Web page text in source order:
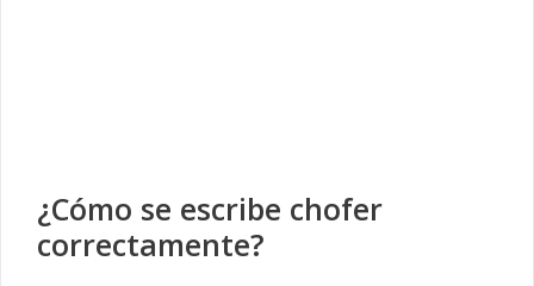
¿Cómo se escribe chofer
correctamente?